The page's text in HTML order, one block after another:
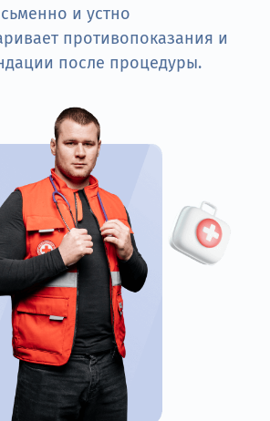
и устно
противопоказания и
после процедуры.